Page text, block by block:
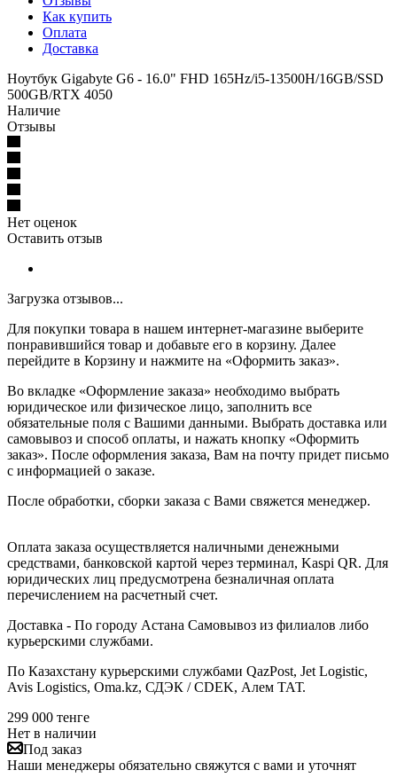
Как купить
Оплата
Доставка
Ноутбук Gigabyte G6 - 16.0" FHD 165Hz/i5-13500H/16GB/SSD
500GB/RTX 4050
Наличие
Отзывы
Нет оценок
Оставить отзыв
Загрузка отзывов...
Для покупки товара в нашем интернет-магазине выберите
понравившийся товар и добавьте его в корзину. Далее
перейдите в Корзину и нажмите на «Оформить заказ».
Во вкладке «Оформление заказа» необходимо выбрать
юридическое или физическое лицо, заполнить все
обязательные поля с Вашими данными. Выбрать доставка или
самовывоз и способ оплаты, и нажать кнопку «Оформить
заказ». После оформления заказа, Вам на почту придет письмо
с информацией о заказе.
После обработки, сборки заказа с Вами свяжется менеджер.
Оплата заказа осуществляется наличными денежными
средствами, банковской картой через терминал, Kaspi QR. Для
юридических лиц предусмотрена безналичная оплата
перечислением на расчетный счет.
Доставка - По городу Астана Самовывоз из филиалов либо
курьерскими службами.
По Казахстану курьерскими службами QazPost, Jet Logistic,
Avis Logistics, Oma.kz, СДЭК / CDEK, Алем ТАТ.
299 000 тенге
Нет в наличии
Под заказ
Наши менеджеры обязательно свяжутся с вами и уточнят